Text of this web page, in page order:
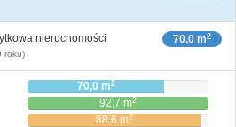
70,0 m2
nieruchomości
roku)
70,0 m2
92,7 m2
88,6 m2